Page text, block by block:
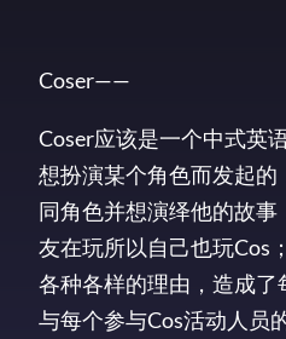
Coser——
Coser应该是一个中式英
想扮演某个角色而发起的
同角色并想演绎他的故
友在玩所以自己也玩Cos
各种各样的理由，造成
与每个参与Cos活动人员